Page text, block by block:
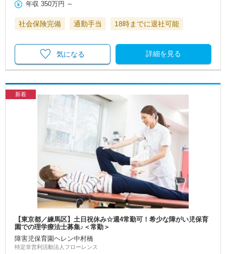
年収 350万円 ～
社会保険完備 通勤手当 18時までに退社可能
詳細を見る
気になる
新着
【東京都／練馬区】土日祝休み☆週4常勤可！希少な障がい児保育
園での理学療法士募集♪＜常勤＞
障害児保育園ヘレン中村橋
特定非営利活動法人フローレンス